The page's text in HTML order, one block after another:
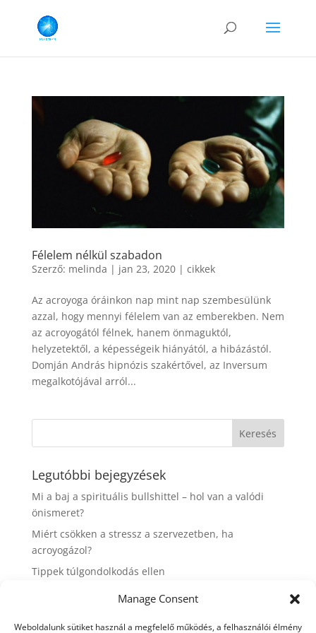
Manage Consent
Weboldalunk sütiket használ a megfelelő működés, a felhasználói élmény
Félelem nélkül szabadon
Szerző: melinda | jan 23, 2020| cikkek
Az acroyoga óráinkon nap mint nap szembesülünk
azzal, hogy mennyi félelem van az emberekben. Nem
az acroyogától félnek, hanem önmaguktól,
helyzetektől, a képességeik hiányától, a hibázástól.
Domján András hipnózis szakértővel, az Inversum
megalkotójával arról...
Legutóbbi bejegyzések
Mi a baj a spirituális bullshittel – hol van a valódi
önismeret?
Miért csökken a stressz a szervezetben, ha
acroyogázol?
Tippek túlgondolkodás ellen
7 tipp az élhető élettempóért